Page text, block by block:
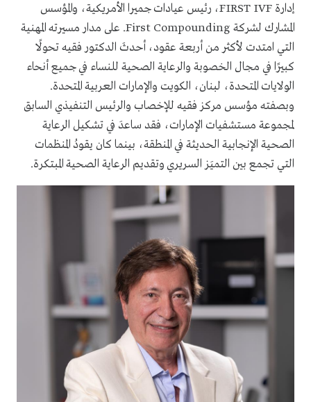
إدارة FIRST IVF، رئيس عيادات جميرا الأمريكية، والمؤسس
المشارك لشركة First Compounding. على مدار مسيرته المهنية
التي امتدت لأكثر من أربعة عقود، أحدثَ الدكتور فقيه تحولًا
كبيرًا في مجال الخصوبة والرعاية الصحية للنساء في جميع أنحاء
الولايات المتحدة، لبنان، الكويت والإمارات العربية المتحدة.
وبصفته مؤسس مركز فقيه للإخصاب والرئيس التنفيذي السابق
لمجموعة مستشفيات الإمارات، فقد ساعدَ في تشكيل الرعاية
الصحية الإنجابية الحديثة في المنطقة، بينما كان يقودُ المنظمات
التي تجمع بين التميَز السريري وتقديم الرعاية الصحية المبتكرة.